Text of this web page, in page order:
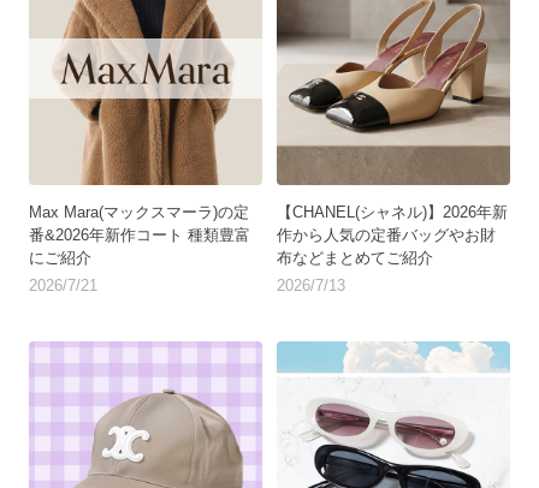
Max Mara(マックスマーラ)の定
番&2026年新作コート 種類豊富
にご紹介
2026/7/21
【CHANEL(シャネル)】2026年新
作から人気の定番バッグやお財
布などまとめてご紹介
2026/7/13